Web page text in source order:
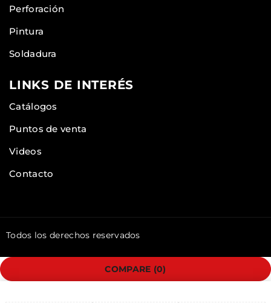
Perforación
Pintura
Soldadura
LINKS DE INTERÉS
Catálogos
Puntos de venta
Videos
Contacto
Todos los derechos reservados
COMPARE (0)